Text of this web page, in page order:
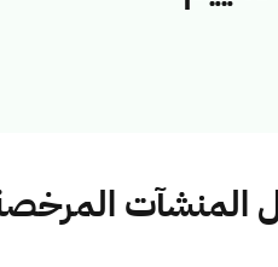
المنشآت